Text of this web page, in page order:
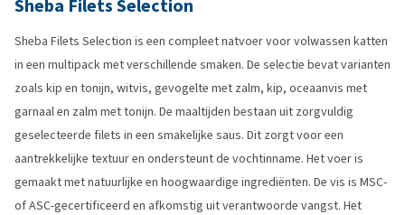
Sheba Filets Selection
Sheba Filets Selection is een compleet natvoer voor volwassen katten
in een multipack met verschillende smaken. De selectie bevat varianten
zoals kip en tonijn, witvis, gevogelte met zalm, kip, oceaanvis met
garnaal en zalm met tonijn. De maaltijden bestaan uit zorgvuldig
geselecteerde filets in een smakelijke saus. Dit zorgt voor een
aantrekkelijke textuur en ondersteunt de vochtinname. Het voer is
gemaakt met natuurlijke en hoogwaardige ingrediënten. De vis is MSC-
of ASC-gecertificeerd en afkomstig uit verantwoorde vangst. Het